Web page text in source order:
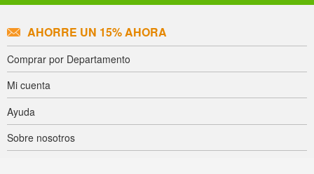
AHORRE UN 15% AHORA
Comprar por Departamento
Mi cuenta
Ayuda
Sobre nosotros